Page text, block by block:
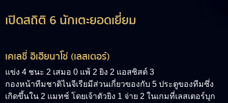
เปิดสถิติ 6 นักเตะยอดเยี่ยม
เคเลชี่ อิเฮียนาโช่ (เลสเตอร์)
แข่ง 4 ชนะ 2 เสมอ 0 แพ้ 2 ยิง 2 แอสซิสต์ 3
กองหน้าทีมชาติไนจีเรียมีส่วนเกี่ยวของกับ 5 ประตูของทีมซึ่ง
เกิดขึ้นใน 2 แมทช์ โดยเจ้าตัวยิง 1 จ่าย 2 ในเกมที่เลสเตอร์บุก